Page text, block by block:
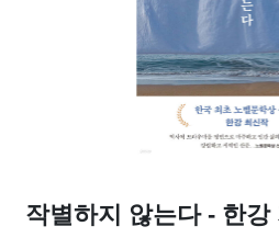
작별하지 않는다 - 한강